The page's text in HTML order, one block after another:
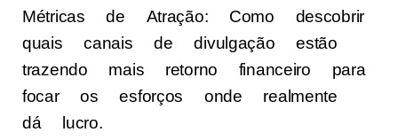
Métricas de Atração: Como descobrir
quais canais de divulgação estão
trazendo mais retorno financeiro para
focar os esforços onde realmente
dá lucro.